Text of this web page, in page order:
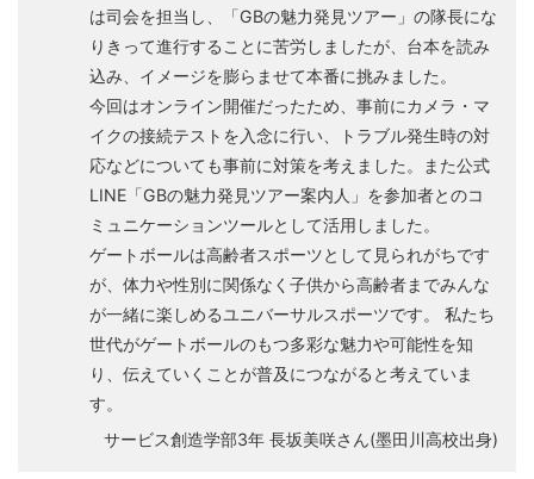
は司会を担当し、「GBの魅力発見ツアー」の隊長にな
りきって進行することに苦労しましたが、台本を読み
込み、イメージを膨らませて本番に挑みました。
今回はオンライン開催だったため、事前にカメラ・マ
イクの接続テストを入念に行い、トラブル発生時の対
応などについても事前に対策を考えました。また公式
LINE「GBの魅力発見ツアー案内人」を参加者とのコ
ミュニケーションツールとして活用しました。
ゲートボールは高齢者スポーツとして見られがちです
が、体力や性別に関係なく子供から高齢者までみんな
が一緒に楽しめるユニバーサルスポーツです。 私たち
世代がゲートボールのもつ多彩な魅力や可能性を知
り、伝えていくことが普及につながると考えていま
す。
サービス創造学部3年 長坂美咲さん(墨田川高校出身)